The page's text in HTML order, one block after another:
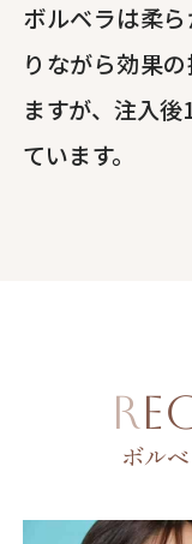
ボルベラは柔
りながら効果
ますが、注入
ています。
ボル